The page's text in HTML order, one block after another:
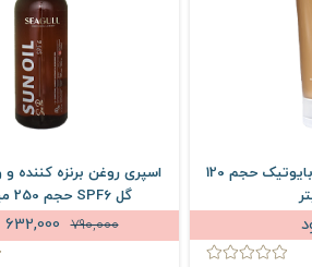
کرم براق کننده بدن ژنوبایوتیک حجم 120
اسپری روغن برنزه کننده
گل SPF6 حجم 250 میلی لیتر
790,000